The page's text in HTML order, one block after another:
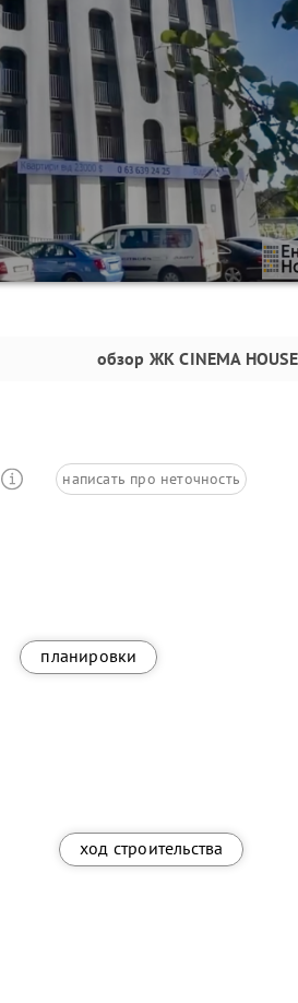
обзор ЖК CINEMA HOUSE
написать про неточность
планировки
ход строительства